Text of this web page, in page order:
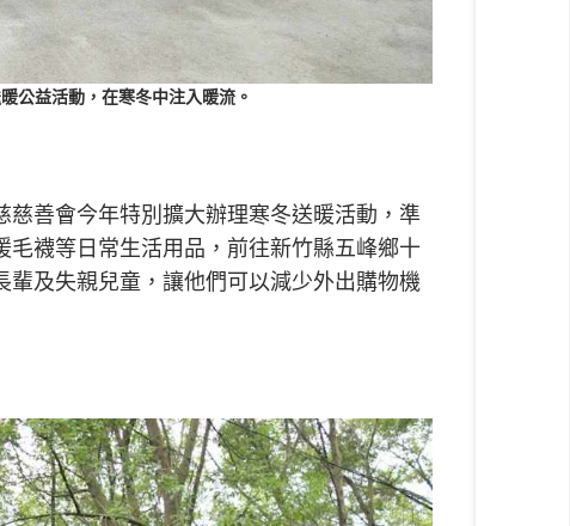
公益活動，在寒冬中注入暖流。
善會今年特別擴大辦理寒冬送暖活動，準
襪等日常生活用品，前往新竹縣五峰鄉十
及失親兒童，讓他們可以減少外出購物機